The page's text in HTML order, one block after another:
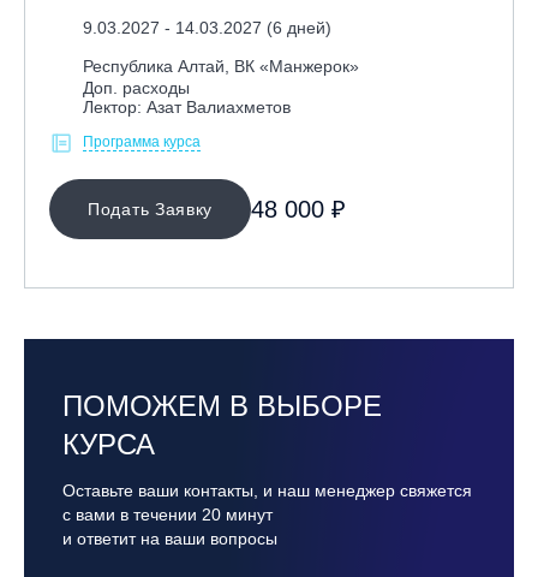
9.03.2027 - 14.03.2027 (6 дней)
Республика Алтай, ВК «Манжерок»
Доп. расходы
Лектор: Азат Валиахметов
Программа курса
Подать Заявку 48 000 ₽
ПОМОЖЕМ В ВЫБОРЕ
КУРСА
Оставьте ваши контакты, и наш менеджер свяжется
с вами в течении 20 минут
и ответит на ваши вопросы